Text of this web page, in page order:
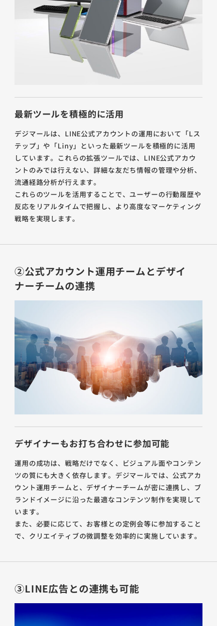
最新ツールを積極的に活用
デジマールは、LINE公式アカウントの運用において「Lス
テップ」や「Liny」といった最新ツールを積極的に活用
しています。これらの拡張ツールでは、LINE公式アカウ
ントのみでは行えない、詳細な友だち情報の管理や分析、
流通経路分析が行えます。
これらのツールを活用することで、ユーザーの行動履歴や
反応をリアルタイムで把握し、より高度なマーケティング
戦略を実現します。
②公式アカウント運用チームとデザイ
ナーチームの連携
デザイナーもお打ち合わせに参加可能
運用の成功は、戦略だけでなく、ビジュアル面やコンテン
ツの質にも大きく依存します。デジマールでは、公式アカ
ウント運用チームと、デザイナーチームが密に連携し、ブ
ランドイメージに沿った最適なコンテンツ制作を実現して
います。
また、必要に応じて、お客様との定例会等に参加すること
で、クリエイティブの微調整を効率的に実施しています。
③LINE広告との連携も可能